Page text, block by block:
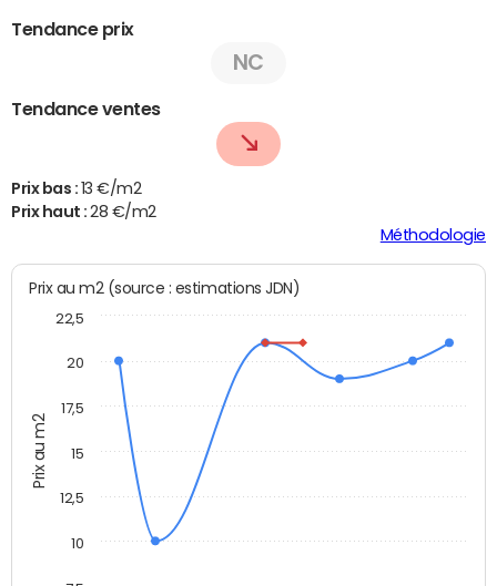
Tendance prix
NC
Tendance ventes
Prix bas : 13 €/m2
Prix haut :28 €/m2
Méthodologie
Prix au m2
Prix au m2 (source : estimations JDN)
10
12,5
15
17,5
20
22,5